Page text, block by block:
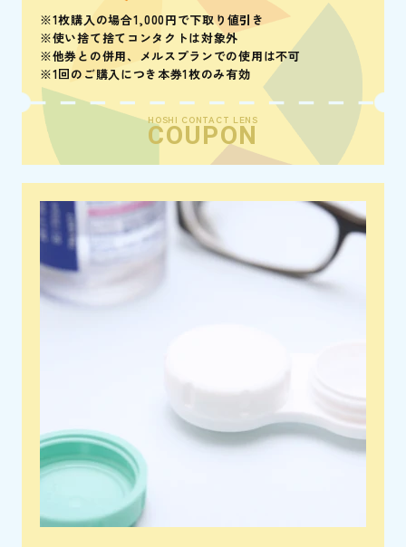
※1枚購入の場合1,000円で下取り値引き
※使い捨て捨てコンタクトは対象外
※他券との併用、メルスプランでの使用は不可
※1回のご購入につき本券1枚のみ有効
HOSHI CONTACT LENS
COUPON